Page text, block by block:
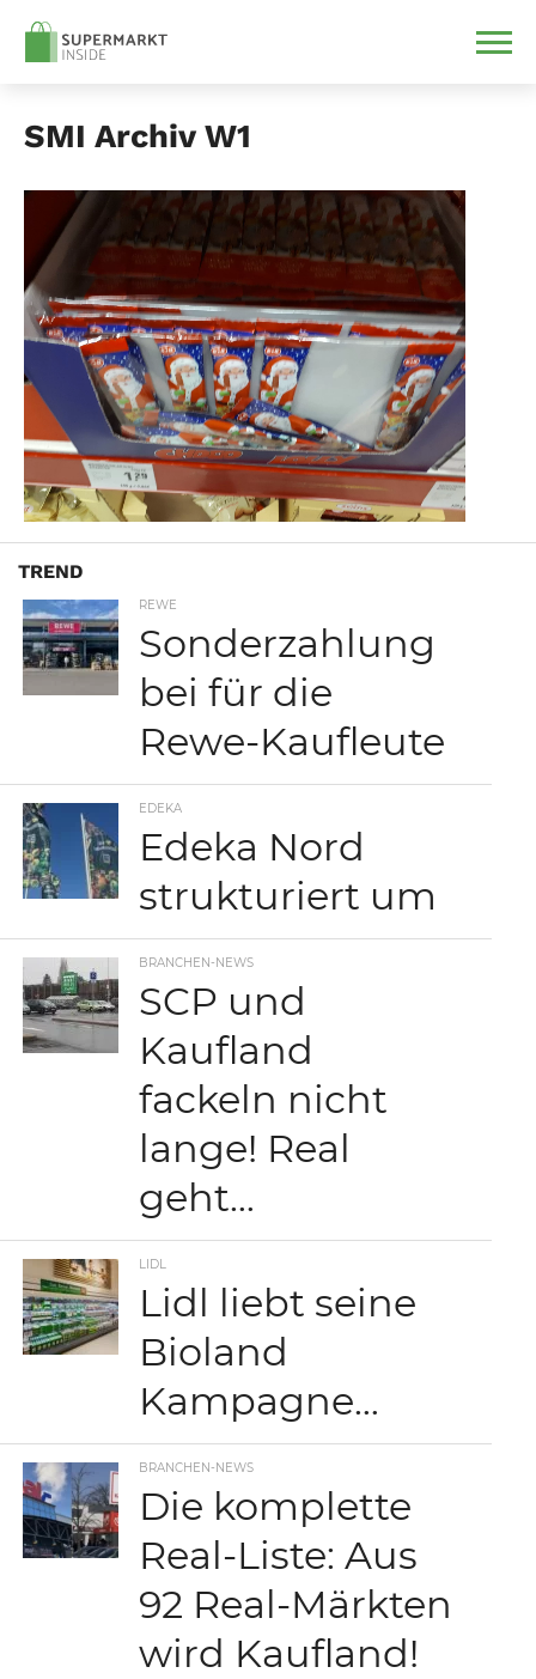
SMI Archiv W1
TREND
REWE
Sonderzahlung
bei für die
Rewe-Kaufleute
EDEKA
Edeka Nord
strukturiert um
BRANCHEN-NEWS
SCP und
Kaufland
fackeln nicht
lange! Real
geht…
LIDL
Lidl liebt seine
Bioland
Kampagne…
BRANCHEN-NEWS
Die komplette
Real-Liste: Aus
92 Real-Märkten
wird Kaufland!